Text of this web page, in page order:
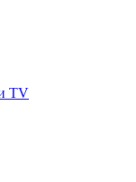
TV